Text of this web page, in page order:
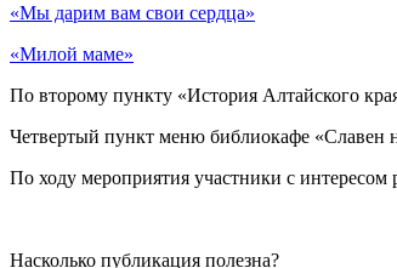
«Мы дарим вам свои сердца»
«Милой маме»
По второму пункту «История Алтайского
Четвертый пункт меню библиокафе «Славен
По ходу мероприятия участники с интересом
Насколько публикация полезна?